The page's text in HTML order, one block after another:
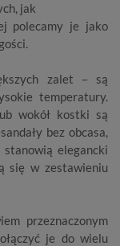
jak
polecamy je jako
zalet – są
temperatury.
wokół kostki są
sandały bez obcasa,
elegancki
się w zestawieniu
przeznaczonym
je do wielu